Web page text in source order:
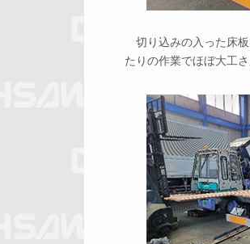
切り込みの入った床板
たりの作業でほぼ大工さ